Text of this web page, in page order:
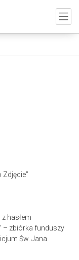
Zdjęcie”
hasłem
– zbiórka funduszy
Św. Jana